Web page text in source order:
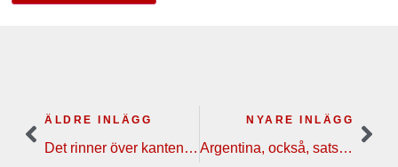
ÄLDRE INLÄGG
Det rinner över kanten i Franschhoeks vingårdar
NYARE INLÄGG
Argentina, också, satsar på vinturism